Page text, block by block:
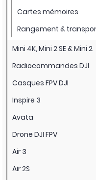
Cartes mémoires
Rangement &
Mini 4K, Mini 2 SE & Mini 2
Radiocommandes DJI
Casques FPV DJI
Inspire 3
Avata
Drone DJI FPV
Air 3
Air 2S